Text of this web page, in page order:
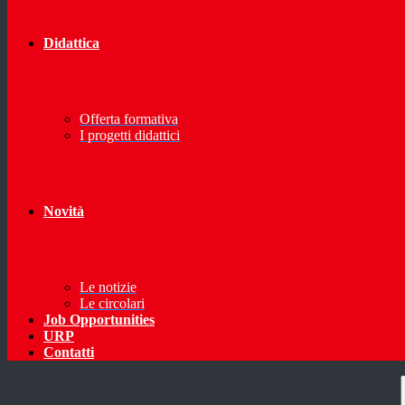
Didattica
Offerta formativa
I progetti didattici
Novità
Le notizie
Le circolari
Job Opportunities
URP
Contatti